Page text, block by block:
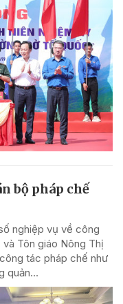
bộ pháp chế
nghiệp vụ về công
Tôn giáo Nông Thị
tác pháp chế như
quản...